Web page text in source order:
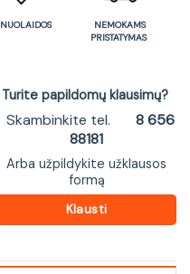
NUOLAIDOS
NEMOKAMS
PRISTATYMAS
Turite papildomų klausimų?
Skambinkite tel.
8 656
88181
Arba užpildykite užklausos
formą
Klausti